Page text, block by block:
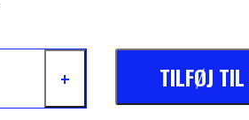
+ TILFØJ